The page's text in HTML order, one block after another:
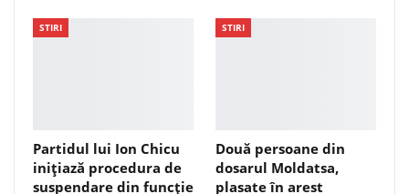
STIRI
Partidul lui Ion Chicu
inițiază procedura de
suspendare din funcție
STIRI
Două persoane din
dosarul Moldatsa,
plasate în arest